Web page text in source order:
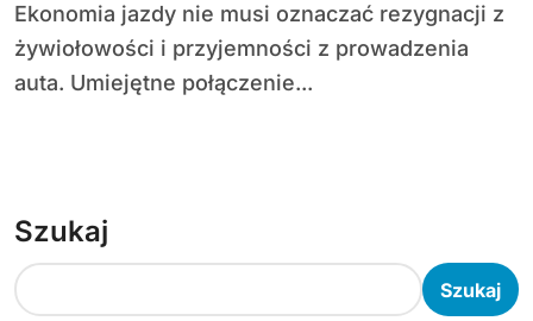
Ekonomia jazdy nie musi oznaczać rezygnacji z
żywiołowości i przyjemności z prowadzenia
auta. Umiejętne połączenie...
Szukaj
Szukaj